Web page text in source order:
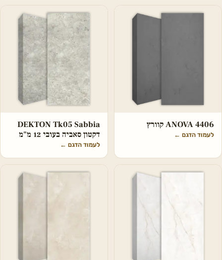
ANOVA 4406 קוורץ
לעמוד הדגם ←
DEKTON Tk05 Sabbia
דקטון סאביה בעובי 12 מ"מ
לעמוד הדגם ←